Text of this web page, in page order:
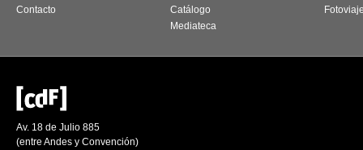
Contacto
Catálogo
Mediateca
Av. 18 de Julio 885
(entre Andes y Convención)